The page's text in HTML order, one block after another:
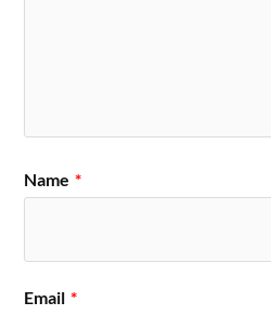
Name *
Email *